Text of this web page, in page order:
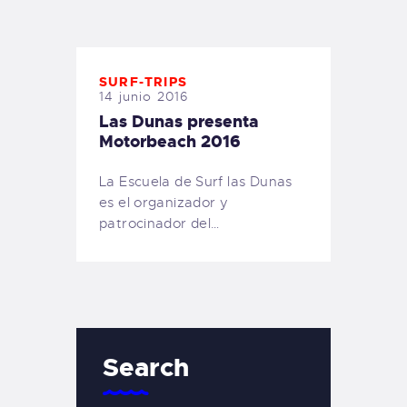
SURF-TRIPS
14 junio 2016
Las Dunas presenta
Motorbeach 2016
La Escuela de Surf las Dunas
es el organizador y
patrocinador del…
Search